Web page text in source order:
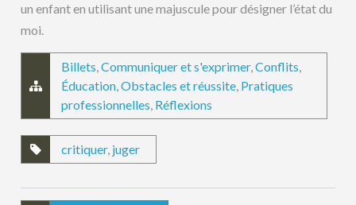
un enfant en utilisant une majuscule pour désigner l’état du
moi.
Billets,Communiquer et s'exprimer,Conflits,
Éducation,Obstacles et réussite, Pratiques
professionnelles, Réflexions
critiquer, juger